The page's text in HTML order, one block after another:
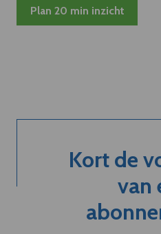
Plan 20 min inzicht
Kort de
van